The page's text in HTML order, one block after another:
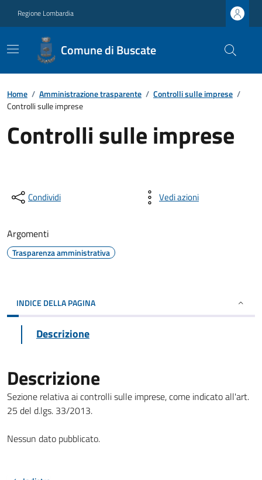
Regione Lombardia
Comune di Buscate
Home / Amministrazione trasparente / Controlli sulle imprese /
Controlli sulle imprese
Controlli sulle imprese
Condividi Vedi azioni
Argomenti
Trasparenza amministrativa
INDICE DELLA PAGINA
Descrizione
Descrizione
Sezione relativa ai controlli sulle imprese, come indicato all'art.
25 del d.lgs. 33/2013.
Nessun dato pubblicato.